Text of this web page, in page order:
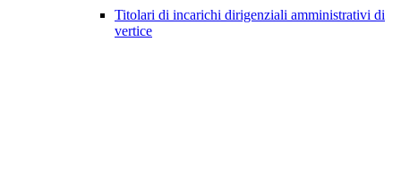
Titolari di incarichi dirigenziali amministrativi di
vertice